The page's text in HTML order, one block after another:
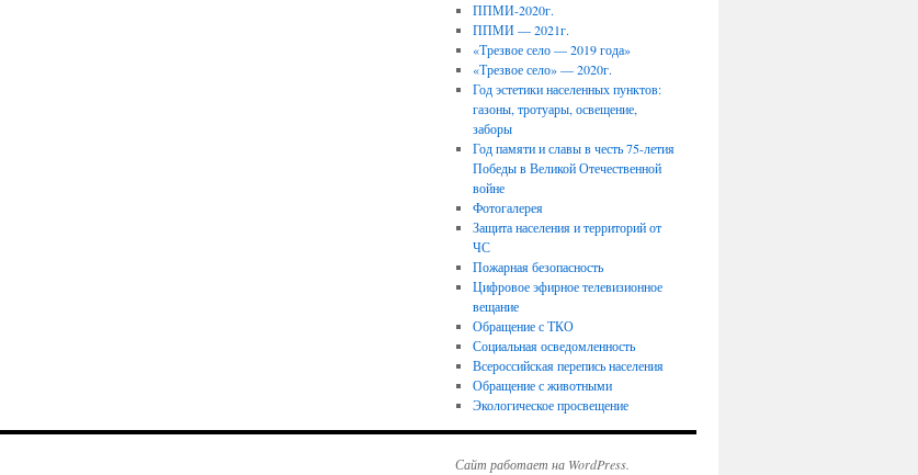
ППМИ-2020г.
ППМИ — 2021г.
«Трезвое село — 2019 года»
«Трезвое село» — 2020г.
Год эстетики населенных пунктов:
газоны, тротуары, освещение,
заборы
Год памяти и славы в честь 75-летия
Победы в Великой Отечественной
войне
Фотогалерея
Защита населения и территорий от
ЧС
Пожарная безопасность
Цифровое эфирное телевизионное
вещание
Обращение с ТКО
Социальная осведомленность
Всероссийская перепись населения
Обращение с животными
Экологическое просвещение
Сайт работает на WordPress.